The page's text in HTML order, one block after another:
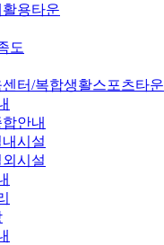
활용타운
도
터/복합생활스포츠타운
합안내
내시설
외시설